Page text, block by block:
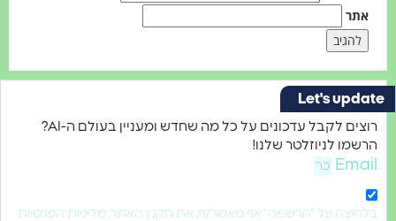
Let's
רוצים לקבל עדכונים על כל מה שחדש ומעניין בעולם ה-AI?
לניוזלטר שלנו!
על "הרשמה" אני מאשר/ת את תקנון האתר, מדיניות הפרטיות